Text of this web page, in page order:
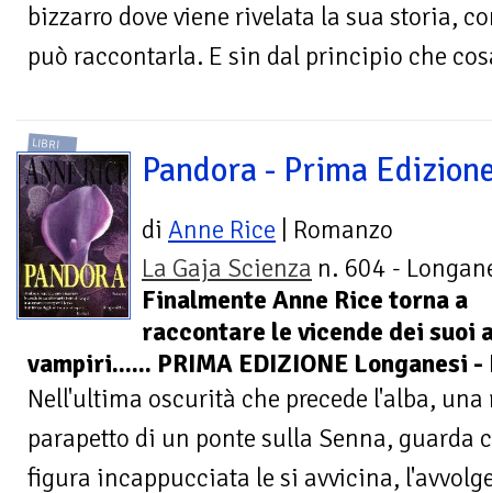
bizzarro dove viene rivelata la sua storia,
può raccontarla. E sin dal principio che
LIBRI
Pandora - Prima
di Anne Rice | Romanzo
La Gaja Scienza n. 604 -
Finalmente Anne Rice torna a
raccontare le vicende dei
vampiri...... PRIMA EDIZIONE Longanesi -
Nell'ultima oscurità che precede l'alba,
parapetto di un ponte sulla Senna, guarda
figura incappucciata le si avvicina,